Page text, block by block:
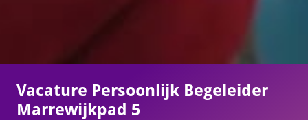
Vacature Persoonlijk Begeleider
Marrewijkpad 5